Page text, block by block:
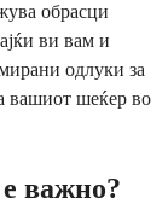
обрасци
ви вам и
одлуки за
вашиот шеќер во
важно?